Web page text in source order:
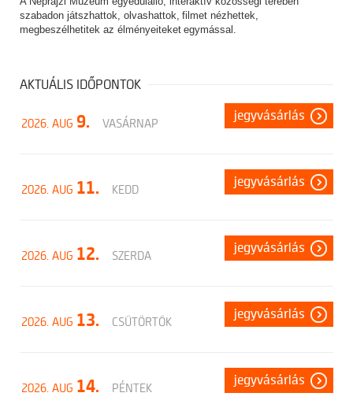
szabadon játszhattok, olvashattok, filmet nézhettek,
megbeszélhetitek az élményeiteket egymással.
AKTUÁLIS IDŐPONTOK
2026. AUG 9. VASÁRNAP
jegyvásárlás
2026. AUG 11. KEDD
jegyvásárlás
2026. AUG 12. SZERDA
jegyvásárlás
2026. AUG 13. CSÜTÖRTÖK
jegyvásárlás
2026. AUG 14. PÉNTEK
jegyvásárlás